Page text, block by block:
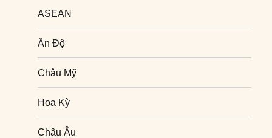
ASEAN
Ấn Độ
Châu Mỹ
Hoa Kỳ
Châu Âu